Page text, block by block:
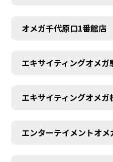
オメガ千代原口1番館店
エキサイティングオメガ
エキサイティングオメガ
エンターテイメントオメ